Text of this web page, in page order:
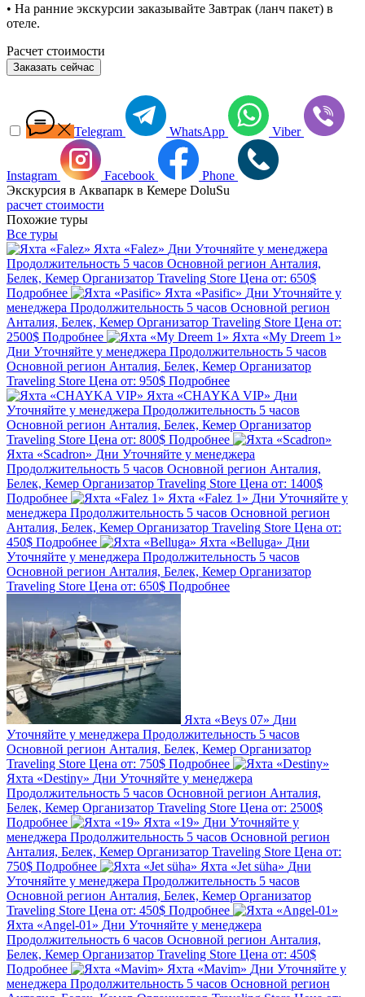
• На ранние экскурсии заказывайте Завтрак (ланч пакет) в
отеле.
Расчет стоимости
Заказать сейчас
Telegram WhatsApp Viber
Instagram Facebook
Phone
Экскурсия в Аквапарк в Кемере DoluSu
расчет стоимости
Похожие туры
Все туры
Яхта «Falez» Дни Уточняйте у менеджера
Продолжительность 5 часов Основной регион Анталия,
Белек, Кемер Организатор Traveling Store Цена от: 650$
Подробнее
Яхта «Pasific» Дни Уточняйте у
менеджера Продолжительность 5 часов Основной регион
Анталия, Белек, Кемер Организатор Traveling Store Цена от:
2500$ Подробнее
Яхта «My Dreem 1»
Дни Уточняйте у менеджера Продолжительность 5 часов
Основной регион Анталия, Белек, Кемер Организатор
Traveling Store Цена от: 950$ Подробнее
Яхта «CHAYKA VIP» Дни
Уточняйте у менеджера Продолжительность 5 часов
Основной регион Анталия, Белек, Кемер Организатор
Traveling Store Цена от: 800$ Подробнее
Яхта «Scadron» Дни Уточняйте у менеджера
Продолжительность 5 часов Основной регион Анталия,
Белек, Кемер Организатор Traveling Store Цена от: 1400$
Подробнее
Яхта «Falez 1» Дни Уточняйте у
менеджера Продолжительность 5 часов Основной регион
Анталия, Белек, Кемер Организатор Traveling Store Цена от:
450$ Подробнее Яхта «Belluga» Дни
Уточняйте у менеджера Продолжительность 5 часов
Основной регион Анталия, Белек, Кемер Организатор
Traveling Store Цена от: 650$ Подробнее
Яхта «Beys 07» Дни
Уточняйте у менеджера Продолжительность 5 часов
Основной регион Анталия, Белек, Кемер Организатор
Traveling Store Цена от: 750$ Подробнее
Яхта «Destiny» Дни Уточняйте у менеджера
Продолжительность 5 часов Основной регион Анталия,
Белек, Кемер Организатор Traveling Store Цена от: 2500$
Подробнее
Яхта «19» Дни Уточняйте у
менеджера Продолжительность 5 часов Основной регион
Анталия, Белек, Кемер Организатор Traveling Store Цена от:
750$ Подробнее Яхта «Jet süha» Дни
Уточняйте у менеджера Продолжительность 5 часов
Основной регион Анталия, Белек, Кемер Организатор
Traveling Store Цена от: 450$ Подробнее
Яхта «Angel-01» Дни Уточняйте у менеджера
Продолжительность 6 часов Основной регион Анталия,
Белек, Кемер Организатор Traveling Store Цена от: 450$
Подробнее
Яхта «Mavim» Дни Уточняйте у
менеджера Продолжительность 5 часов Основной регион